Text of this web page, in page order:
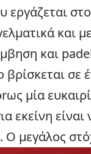
εργάζεται
και
και
σε
μία
εκείνη
Ο μεγάλος